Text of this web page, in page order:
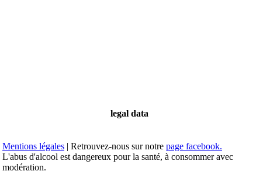
legal data
Mentions légales | Retrouvez-nous sur notre page facebook.
L'abus d'alcool est dangereux pour la santé, à consommer avec
modération.